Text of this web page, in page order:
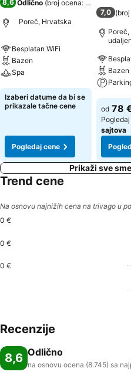
8,6 Odlično (broj ocena: 8.745
Poreč, Hrvatska
Besplatan WiFi
Bazen
Spa
Pogledaj cene
Izaberi datume da bi se
prikazale tačne cene
Pogledaj cene
7,0 (
Bazen
od 78
sajtova
Prikaži sve
Trend cene
Na osnovu najnižih cena na trivago u
0 €
0 €
0 €
Recenzije
8,6 Odlično
na osnovu ocena (8.745) sa